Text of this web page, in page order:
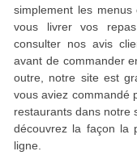
simplement les
vous livrer vos
consulter nos avis
avant de commander
outre, notre site est
vous aviez commandé
restaurants dans notre
découvrez la façon la
ligne.